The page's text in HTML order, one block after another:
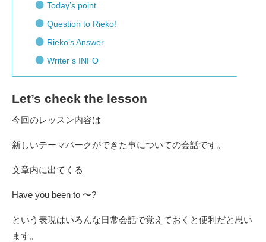
Today’s point
Question to Rieko!
Rieko’s Answer
Writer’s INFO
Let’s check the lesson
今回のレッスン内容は
新しいテーマパークができた事についての会話です。
文章内に出てくる
Have you been to 〜?
という表現はいろんな日常会話で覚えておくと便利だと思い
ます。